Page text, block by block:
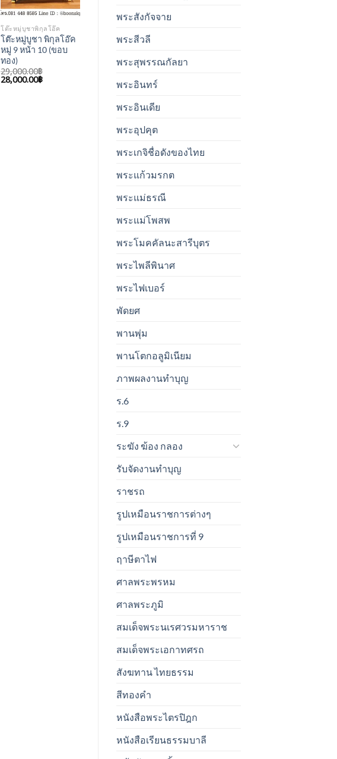
พระสังกัจจาย
พระสีวลี
พระสุพรรณกัลยา
พระอินทร์
พระอินเดีย
พระอุปคุต
พระเกจิชื่อดังของไทย
พระแก้วมรกต
พระแม่ธรณี
พระแม่โพสพ
พระโมคคัลนะสารีบุตร
พระไพลีพินาศ
พระไฟเบอร์
พัดยศ
พานพุ่ม
พานโตกอลูมิเนียม
ภาพผลงานทำบุญ
ร.6
ร.9
ระฆัง ฆ้อง กลอง
รับจัดงานทำบุญ
ราชรถ
รูปเหมือนราชการต่างๆ
รูปเหมือนราชการที่ 9
ฤาษีตาไฟ
ศาลพระพรหม
ศาลพระภูมิ
สมเด็จพระนเรศวรมหาราช
สมเด็จพระเอกาทศรถ
สังฆทาน ไทยธรรม
สีทองคำ
หนังสือพระไตรปิฎก
หนังสือเรียนธรรมบาลี
โต๊ะหมู่บูชาพิกุลโอ๊ค
โต๊ะหมู่บูชา พิกุลโอ๊ค
หมู่ 9 หน้า 10 (ขอบ
ทอง)
29,000.00฿
Original
price
28,000.00฿Current